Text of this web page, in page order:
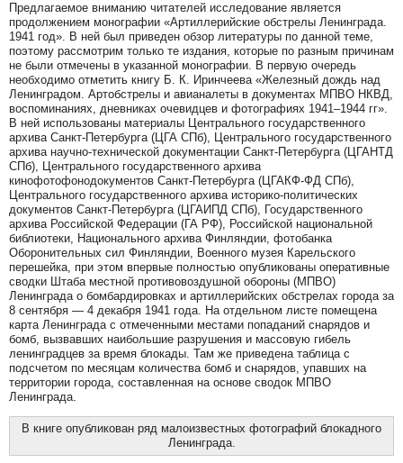
Предлагаемое вниманию читателей исследование является
продолжением монографии «Артиллерийские обстрелы Ленинграда.
1941 год». В ней был приведен обзор литературы по данной теме,
поэтому рассмотрим только те издания, которые по разным причинам
не были отмечены в указанной монографии. В первую очередь
необходимо отметить книгу Б. К. Иринчеева «Железный дождь над
Ленинградом. Артобстрелы и авианалеты в документах МПВО НКВД,
воспоминаниях, дневниках очевидцев и фотографиях 1941–1944 гг».
В ней использованы материалы Центрального государственного
архива Санкт-Петербурга (ЦГА СПб), Центрального государственного
архива научно-технической документации Санкт-Петербурга (ЦГАНТД
СПб), Центрального государственного архива
кинофотофонодокументов Санкт-Петербурга (ЦГАКФ-ФД СПб),
Центрального государственного архива историко-политических
документов Санкт-Петербурга (ЦГАИПД СПб), Государственного
архива Российской Федерации (ГА РФ), Российской национальной
библиотеки, Национального архива Финляндии, фотобанка
Оборонительных сил Финляндии, Военного музея Карельского
перешейка, при этом впервые полностью опубликованы оперативные
сводки Штаба местной противовоздушной обороны (МПВО)
Ленинграда о бомбардировках и артиллерийских обстрелах города за
8 сентября — 4 декабря 1941 года. На отдельном листе помещена
карта Ленинграда с отмеченными местами попаданий снарядов и
бомб, вызвавших наибольшие разрушения и массовую гибель
ленинградцев за время блокады. Там же приведена таблица с
подсчетом по месяцам количества бомб и снарядов, упавших на
территории города, составленная на основе сводок МПВО
Ленинграда.
В книге опубликован ряд малоизвестных фотографий блокадного
Ленинграда.